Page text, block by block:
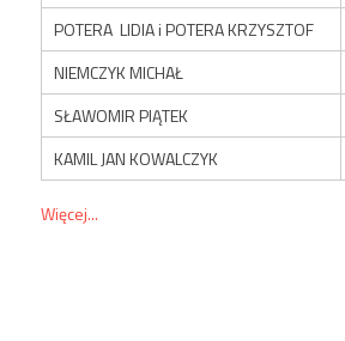
POTERA LIDIA i POTERA KRZYSZTOF
NIEMCZYK MICHAŁ
SŁAWOMIR PIĄTEK
KAMIL JAN KOWALCZYK
Więcej...